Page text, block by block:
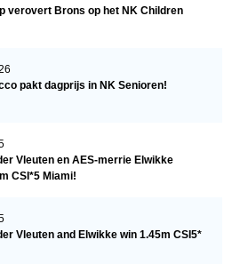
verovert Brons op het NK Children
pakt dagprijs in NK Senioren!
Vleuten en AES-merrie Elwikke
CSI*5 Miami!
Vleuten and Elwikke win 1.45m CSI5*